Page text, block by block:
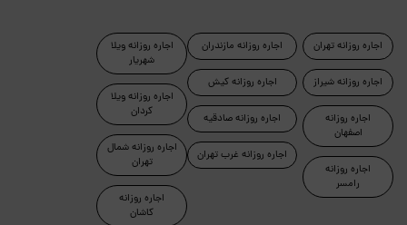
اجاره روزانه تهران
اجاره روزانه شیراز
اجاره روزانه
اصفهان
اجاره روزانه
رامسر
اجاره روزانه مازندران
اجاره روزانه کیش
اجاره روزانه صادقیه
اجاره روزانه غرب تهران
اجاره روزانه ویلا
شهریار
اجاره روزانه ویلا
کردان
اجاره روزانه شمال
تهران
اجاره روزانه
کاشان